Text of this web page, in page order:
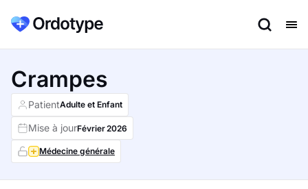
Crampes
PatientAdulte et Enfant
Mise à jourFévrier2026
Médecine générale